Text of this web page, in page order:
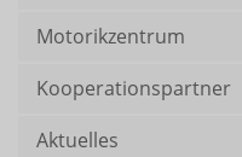
Motorikzentrum
Kooperationspartner
Aktuelles